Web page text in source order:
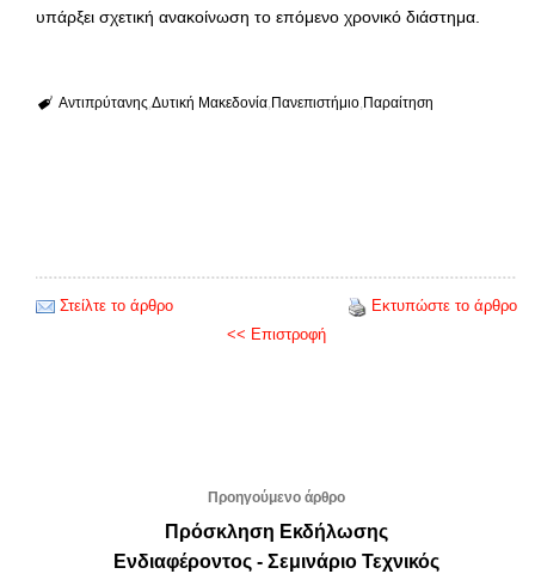
υπάρξει σχετική ανακοίνωση το επόμενο χρονικό διάστημα.
Αντιπρύτανης Δυτική Μακεδονία Πανεπιστήμιο Παραίτηση
Στείλτε το άρθρο
Εκτυπώστε το άρθρο
<< Επιστροφή
Προηγούμενο άρθρο
Πρόσκληση Εκδήλωσης
Ενδιαφέροντος - Σεμινάριο Τεχνικός